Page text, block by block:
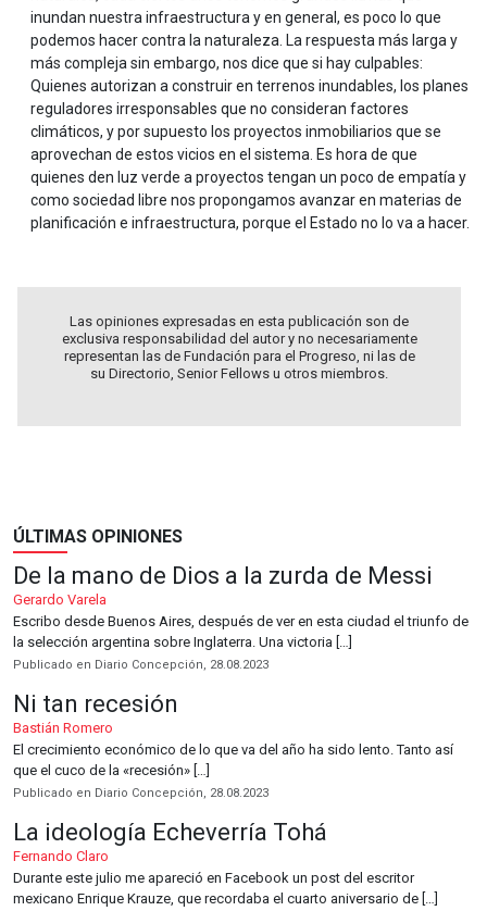
inundan nuestra infraestructura y en general, es poco lo que
podemos hacer contra la naturaleza. La respuesta más larga y
más compleja sin embargo, nos dice que si hay culpables:
Quienes autorizan a construir en terrenos inundables, los planes
reguladores irresponsables que no consideran factores
climáticos, y por supuesto los proyectos inmobiliarios que se
aprovechan de estos vicios en el sistema. Es hora de que
quienes den luz verde a proyectos tengan un poco de empatía y
como sociedad libre nos propongamos avanzar en materias de
planificación e infraestructura, porque el Estado no lo va a hacer.
Las opiniones expresadas en esta publicación son de
exclusiva responsabilidad del autor y no necesariamente
representan las de Fundación para el Progreso, ni las de
su Directorio, Senior Fellows u otros miembros.
ÚLTIMAS OPINIONES
De la mano de Dios a la zurda de Messi
Gerardo Varela
Escribo desde Buenos Aires, después de ver en esta ciudad el triunfo de
la selección argentina sobre Inglaterra. Una victoria […]
Publicado en Diario Concepción, 28.08.2023
Ni tan recesión
Bastián Romero
El crecimiento económico de lo que va del año ha sido lento. Tanto así
que el cuco de la «recesión» […]
Publicado en Diario Concepción, 28.08.2023
La ideología Echeverría Tohá
Fernando Claro
Durante este julio me apareció en Facebook un post del escritor
mexicano Enrique Krauze, que recordaba el cuarto aniversario de […]